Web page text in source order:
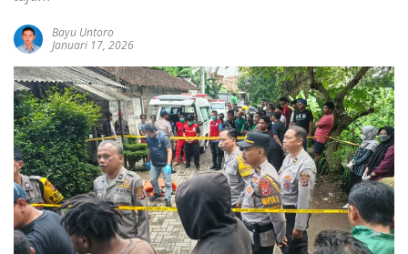
Bayu Untoro
Januari 17, 2026